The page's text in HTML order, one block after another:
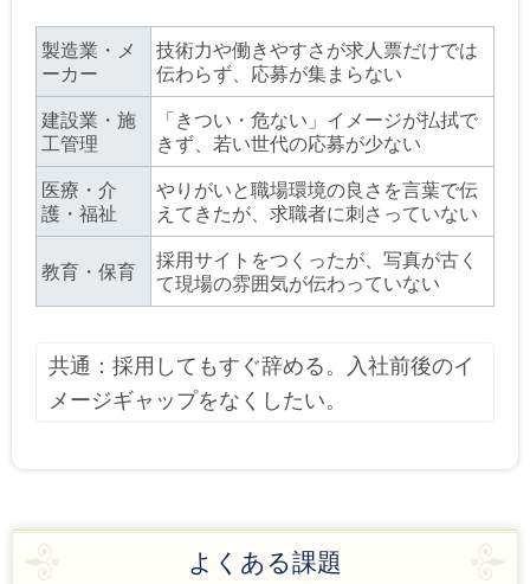
製造業・メ
ーカー
技術力や働きやすさが求人票だけでは
伝わらず、応募が集まらない
建設業・施
工管理
「きつい・危ない」イメージが払拭で
きず、若い世代の応募が少ない
医療・介
護・福祉
やりがいと職場環境の良さを言葉で伝
えてきたが、求職者に刺さっていない
教育・保育
採用サイトをつくったが、写真が古く
て現場の雰囲気が伝わっていない
共通：採用してもすぐ辞める。入社前後のイ
メージギャップをなくしたい。
よくある課題